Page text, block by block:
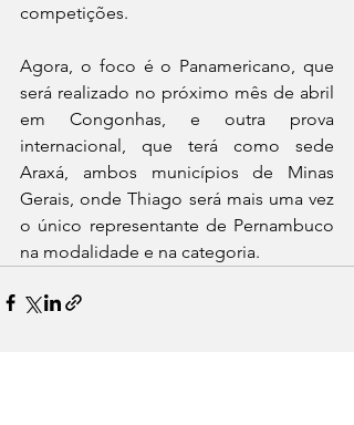
competições.
Agora, o foco é o Panamericano, que
será realizado no próximo mês de abril
em Congonhas, e outra prova
internacional, que terá como sede
Araxá, ambos municípios de Minas
Gerais, onde Thiago será mais uma vez
o único representante de Pernambuco
na modalidade e na categoria.